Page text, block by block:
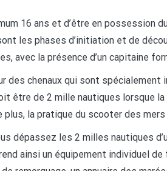
16 ans et d’être en possession
les phases d’initiation et de
avec la présence d’un capitaine
des chenaux qui sont
de 2 mille nautiques lorsque
plus, la pratique du scooter des
les 2 milles nautiques
ainsi un équipement individuel